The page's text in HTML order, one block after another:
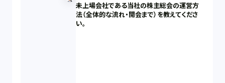
未上場会社である当社の株主総会の運営方
法（全体的な流れ・開会まで）を教えてくださ
い。